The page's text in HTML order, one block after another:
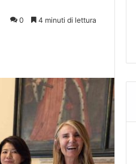
0 4 minuti di lettura